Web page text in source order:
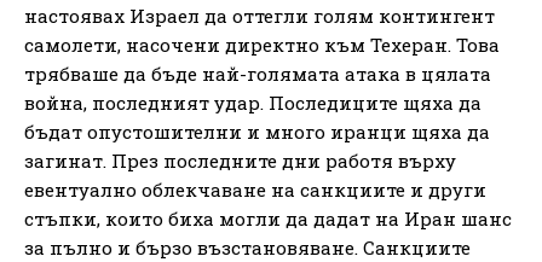
настоявах Израел да оттегли голям контингент
самолети, насочени директно към Техеран. Това
трябваше да бъде най-голямата атака в цялата
война, последният удар. Последиците щяха да
бъдат опустошителни и много иранци щяха да
загинат. През последните дни работя върху
евентуално облекчаване на санкциите и други
стъпки, които биха могли да дадат на Иран шанс
за пълно и бързо възстановяване. Санкциите